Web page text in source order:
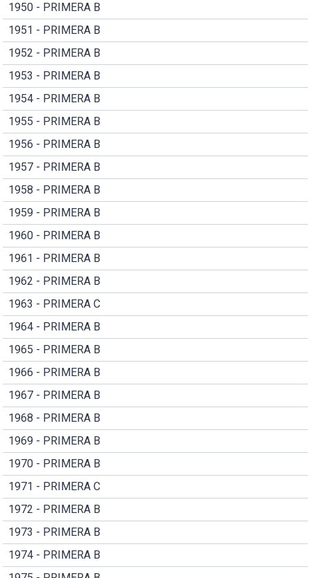
1950 - PRIMERA B
1951 - PRIMERA B
1952 - PRIMERA B
1953 - PRIMERA B
1954 - PRIMERA B
1955 - PRIMERA B
1956 - PRIMERA B
1957 - PRIMERA B
1958 - PRIMERA B
1959 - PRIMERA B
1960 - PRIMERA B
1961 - PRIMERA B
1962 - PRIMERA B
1963 - PRIMERA C
1964 - PRIMERA B
1965 - PRIMERA B
1966 - PRIMERA B
1967 - PRIMERA B
1968 - PRIMERA B
1969 - PRIMERA B
1970 - PRIMERA B
1971 - PRIMERA C
1972 - PRIMERA B
1973 - PRIMERA B
1974 - PRIMERA B